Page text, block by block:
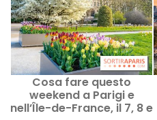
Cosa fare questo
weekend a Parigi e
nell’Île-de-France, il 7, 8 e